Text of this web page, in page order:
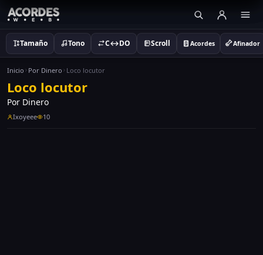
Tamaño Tono C↔DO Scroll Acordes Afinador
Inicio Por Dinero Loco locutor
Loco locutor
Por Dinero
Ixoyeee 10